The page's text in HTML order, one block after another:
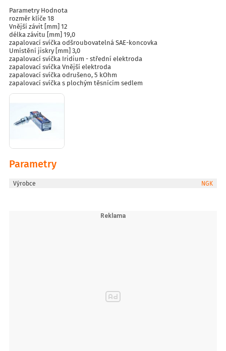
Parametry Hodnota
rozměr klíče 18
Vnější závit [mm] 12
délka závitu [mm] 19,0
zapalovací svíčka odšroubovatelná SAE-koncovka
Umístění jiskry [mm] 3,0
zapalovací svíčka Iridium - střední elektroda
zapalovací svíčka Vnější elektroda
zapalovací svíčka odrušeno, 5 kOhm
zapalovací svíčka s plochým těsnícím sedlem
Parametry
Výrobce NGK